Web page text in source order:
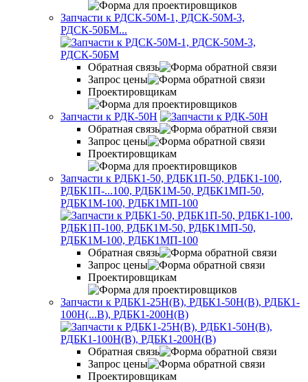
Запчасти к РДСК-50М-1, РДСК-50М-3,
РДСК-50БМ...
Обратная связь
Запрос цены
Проектировщикам
Запчасти к РДК-50Н
Обратная связь
Запрос цены
Проектировщикам
Запчасти к РДБК1-50, РДБК1П-50, РДБК1-100,
РДБК1П-...100, РДБК1М-50, РДБК1МП-50,
РДБК1М-100, РДБК1МП-100
Обратная связь
Запрос цены
Проектировщикам
Запчасти к РДБК1-25Н(В), РДБК1-50Н(В), РДБК1-
100Н(...В), РДБК1-200Н(В)
Обратная связь
Запрос цены
Проектировщикам